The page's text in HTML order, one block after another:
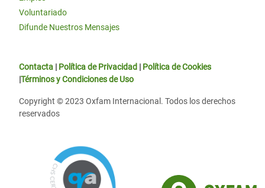
Voluntariado
Difunde Nuestros Mensajes
Contacta | Política de Privacidad | Política de Cookies
|Términos y Condiciones de Uso
Copyright © 2023 Oxfam Internacional. Todos los derechos
reservados